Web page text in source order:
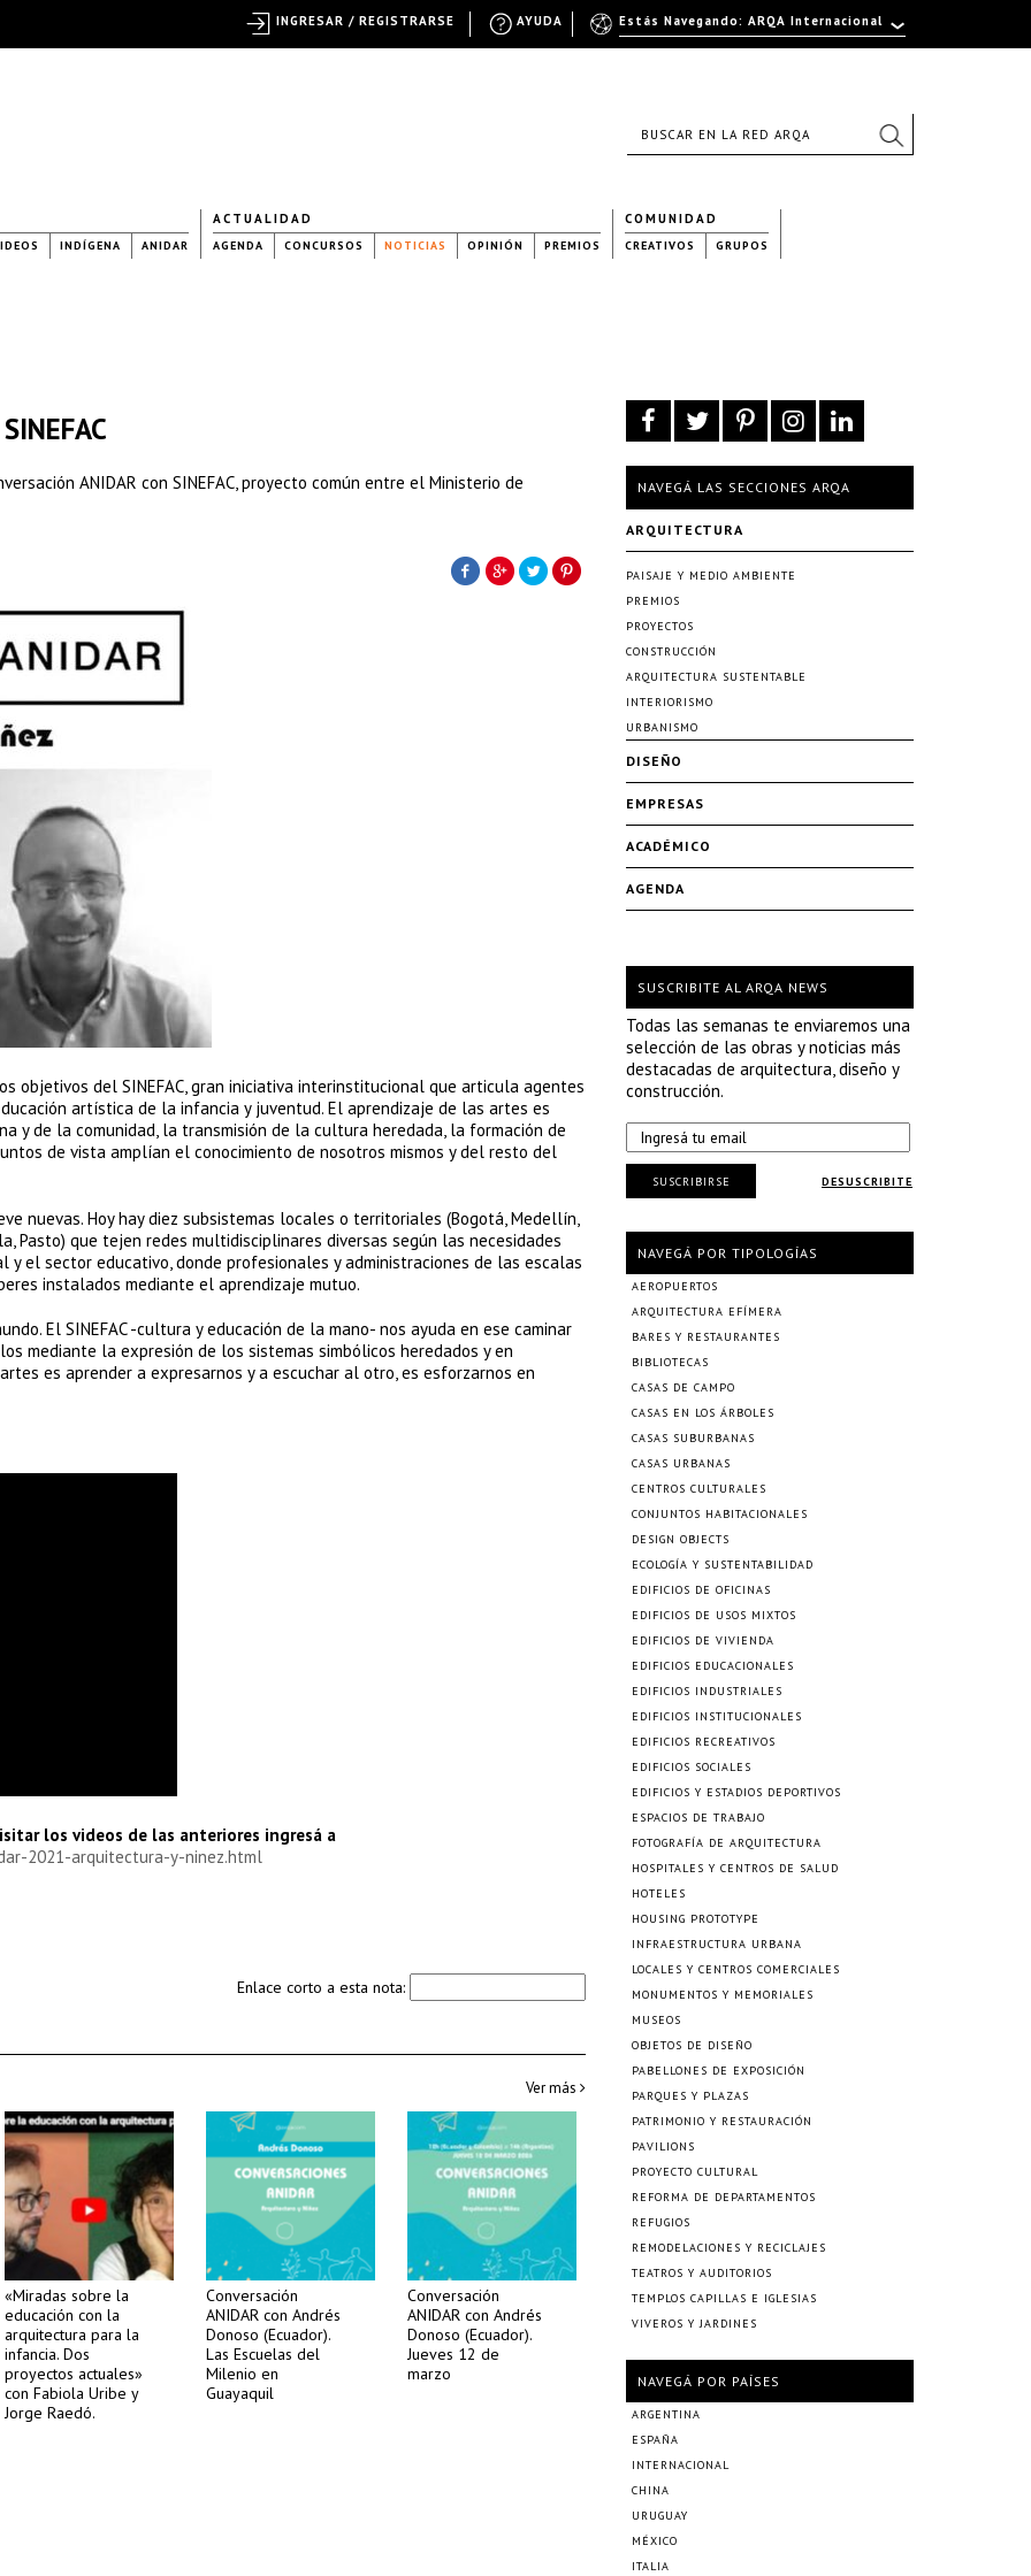
INDÍGENA ANIDAR
ACTUALIDAD
AGENDA CONCURSOS NOTICIAS OPINIÓN PREMIOS
COMUNIDAD
CREATIVOS GRUPOS
ANIDAR con SINEFAC, proyecto común entre el Ministerio de
objetivos del SINEFAC, gran iniciativa interinstitucional que articula agentes
artística de la infancia y juventud. El aprendizaje de las artes es
y de la comunidad, la transmisión de la cultura heredada, la formación de
de vista amplían el conocimiento de nosotros mismos y del resto del
nuevas. Hoy hay diez subsistemas locales o territoriales (Bogotá, Medellín,
Pasto) que tejen redes multidisciplinares diversas según las necesidades
el sector educativo, donde profesionales y administraciones de las escalas
instalados mediante el aprendizaje mutuo.
El SINEFAC -cultura y educación de la mano- nos ayuda en ese caminar
mediante la expresión de los sistemas simbólicos heredados y en
es aprender a expresarnos y a escuchar al otro, es esforzarnos en
los videos de las anteriores ingresá a
2021-arquitectura-y-ninez.html
Enlace corto a esta nota:
Ver más
«Miradas sobre la
educación con la
arquitectura para la
infancia. Dos
proyectos actuales»
con Fabiola Uribe y
Jorge Raedó.
Conversación
ANIDAR con Andrés
Donoso (Ecuador).
Las Escuelas del
Milenio en
Guayaquil
Conversación
ANIDAR con Andrés
Donoso (Ecuador).
Jueves 12 de
marzo
NAVEGÁ LAS SECCIONES ARQA
ARQUITECTURA
PAISAJE Y MEDIO AMBIENTE
PREMIOS
PROYECTOS
CONSTRUCCIÓN
ARQUITECTURA SUSTENTABLE
INTERIORISMO
URBANISMO
DISEÑO
EMPRESAS
ACADÉMICO
AGENDA
SUSCRIBITE AL ARQA NEWS
Todas las semanas te enviaremos una
selección de las obras y noticias más
destacadas de arquitectura, diseño y
construcción.
DESUSCRIBITE
SUSCRIBIRSE
NAVEGÁ POR TIPOLOGÍAS
AEROPUERTOS
ARQUITECTURA EFÍMERA
BARES Y RESTAURANTES
BIBLIOTECAS
CASAS DE CAMPO
CASAS EN LOS ÁRBOLES
CASAS SUBURBANAS
CASAS URBANAS
CENTROS CULTURALES
CONJUNTOS HABITACIONALES
DESIGN OBJECTS
ECOLOGÍA Y SUSTENTABILIDAD
EDIFICIOS DE OFICINAS
EDIFICIOS DE USOS MIXTOS
EDIFICIOS DE VIVIENDA
EDIFICIOS EDUCACIONALES
EDIFICIOS INDUSTRIALES
EDIFICIOS INSTITUCIONALES
EDIFICIOS RECREATIVOS
EDIFICIOS SOCIALES
EDIFICIOS Y ESTADIOS DEPORTIVOS
ESPACIOS DE TRABAJO
FOTOGRAFÍA DE ARQUITECTURA
HOSPITALES Y CENTROS DE SALUD
HOTELES
HOUSING PROTOTYPE
INFRAESTRUCTURA URBANA
LOCALES Y CENTROS COMERCIALES
MONUMENTOS Y MEMORIALES
MUSEOS
OBJETOS DE DISEÑO
PABELLONES DE EXPOSICIÓN
PARQUES Y PLAZAS
PATRIMONIO Y RESTAURACIÓN
PAVILIONS
PROYECTO CULTURAL
REFORMA DE DEPARTAMENTOS
REFUGIOS
REMODELACIONES Y RECICLAJES
TEATROS Y AUDITORIOS
TEMPLOS CAPILLAS E IGLESIAS
VIVEROS Y JARDINES
NAVEGÁ POR PAÍSES
ARGENTINA
ESPAÑA
INTERNACIONAL
CHINA
URUGUAY
MÉXICO
ITALIA
Estás Navegando: ARQA Internacional
AYUDA
INGRESAR / REGISTRARSE